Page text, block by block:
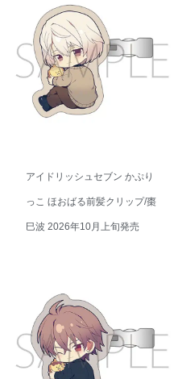
アイドリッシュセブン かぷり
っこ ほおばる前髪クリップ/棗
巳波 2026年10月上旬発売